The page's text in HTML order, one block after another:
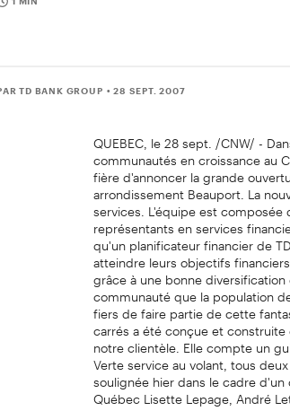
TD BANK GROUP • 28 SEPT. 2007
QUEBEC, le 28 sept. /CNW/ -
communautés en croissance au
fière d'annoncer la grande
arrondissement Beauport. La
services. L'équipe est
représentants en services
qu'un planificateur financier de
atteindre leurs objectifs
grâce à une bonne
communauté que la population
fiers de faire partie de cette
carrés a été conçue et
notre clientèle. Elle compte un
Verte service au volant, tous
soulignée hier dans le cadre
Québec Lisette Lepage, André